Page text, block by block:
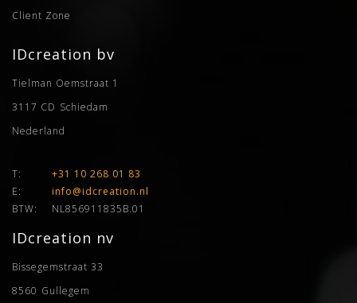
Client Zone
IDcreation bv
Tielman Oemstraat 1
3117 CD Schiedam
Nederland
T:
+31 10 268 01 83
E:
info@idcreation.nl
BTW:
NL856911835B.01
IDcreation nv
Bissegemstraat 33
8560 Gullegem